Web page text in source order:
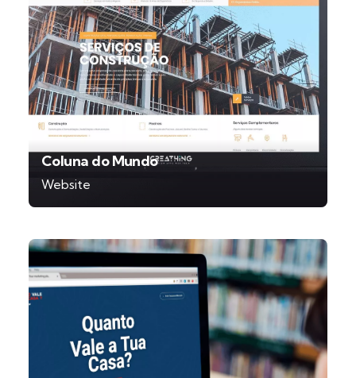
Coluna do Mundo
Website